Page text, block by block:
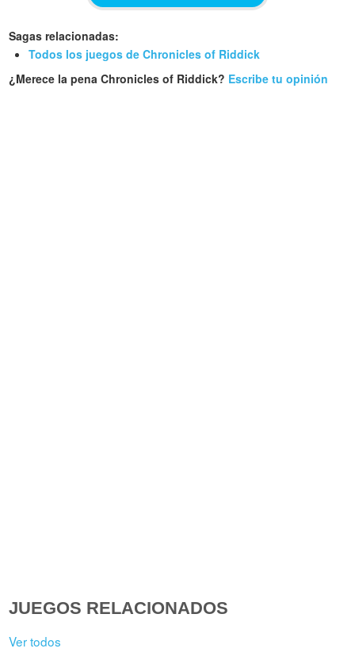
Sagas relacionadas:
Todos los juegos de Chronicles of Riddick
¿Merece la pena Chronicles of Riddick? Escribe tu opinión
JUEGOS RELACIONADOS
Ver todos